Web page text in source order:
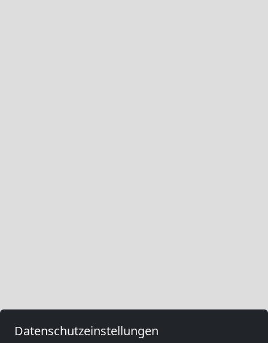
Datenschutzeinstellungen